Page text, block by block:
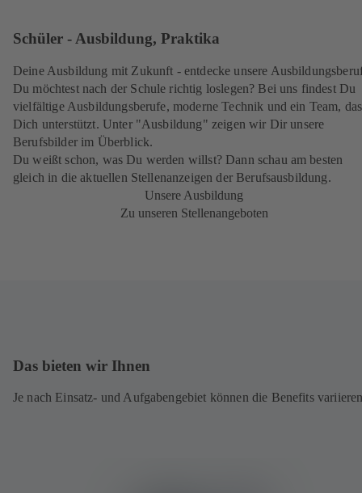
Schüler - Ausbildung, Praktika
Deine Ausbildung mit Zukunft - entdecke unsere
Du möchtest nach der Schule richtig loslegen? Bei uns findest Du
vielfältige Ausbildungsberufe, moderne Technik und ein Team, das
Dich unterstützt. Unter "Ausbildung" zeigen wir Dir unsere
Berufsbilder im Überblick.
Du weißt schon, was Du werden willst? Dann schau am besten
gleich in die aktuellen Stellenanzeigen der Berufsausbildung.
Unsere Ausbildung
Zu unseren Stellenangeboten
Das bieten wir Ihnen
Je nach Einsatz- und Aufgabengebiet können die Benefits